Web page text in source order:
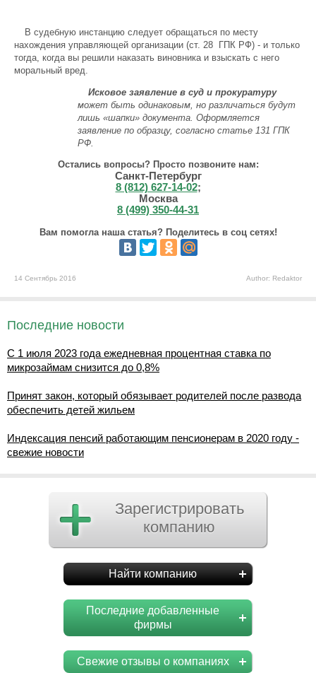
В судебную инстанцию следует обращаться по месту
нахождения управляющей организации (ст. 28 ГПК РФ) - и только
тогда, когда вы решили наказать виновника и взыскать с него
моральный вред.
Исковое заявление в суд и прокуратуру
может быть одинаковым, но различаться будут
лишь «шапки» документа. Оформляется
заявление по образцу, согласно статье 131 ГПК
РФ.
Остались вопросы? Просто позвоните нам:
Санкт-Петербург
8 (812) 627-14-02;
Москва
8 (499) 350-44-31
Вам помогла наша статья? Поделитесь в соц сетях!
14 Сентябрь 2016 Author: Redaktor
Последние новости
С 1 июля 2023 года ежедневная процентная ставка по
микрозаймам снизится до 0,8%
Принят закон, который обязывает родителей после развода
обеспечить детей жильем
Индексация пенсий работающим пенсионерам в 2020 году -
свежие новости
Зарегистрировать
компанию
Найти компанию
Последние добавленные
фирмы
Свежие отзывы о компаниях